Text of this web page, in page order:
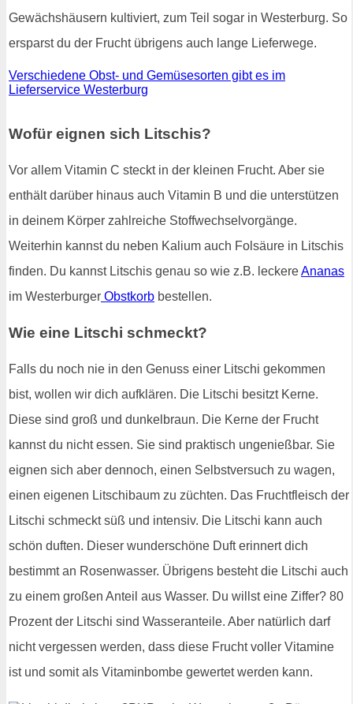
Gewächshäusern kultiviert, zum Teil sogar in Westerburg. So
ersparst du der Frucht übrigens auch lange Lieferwege.
Verschiedene Obst- und Gemüsesorten gibt es im
Lieferservice Westerburg
Wofür eignen sich Litschis?
Vor allem Vitamin C steckt in der kleinen Frucht. Aber sie
enthält darüber hinaus auch Vitamin B und die unterstützen
in deinem Körper zahlreiche Stoffwechselvorgänge.
Weiterhin kannst du neben Kalium auch Folsäure in Litschis
finden. Du kannst Litschis genau so wie z.B. leckereAnanas
im Westerburger Obstkorb bestellen.
Wie eine Litschi schmeckt?
Falls du noch nie in den Genuss einer Litschi gekommen
bist, wollen wir dich aufklären. Die Litschi besitzt Kerne.
Diese sind groß und dunkelbraun. Die Kerne der Frucht
kannst du nicht essen. Sie sind praktisch ungenießbar. Sie
eignen sich aber dennoch, einen Selbstversuch zu wagen,
einen eigenen Litschibaum zu züchten. Das Fruchtfleisch der
Litschi schmeckt süß und intensiv. Die Litschi kann auch
schön duften. Dieser wunderschöne Duft erinnert dich
bestimmt an Rosenwasser. Übrigens besteht die Litschi auch
zu einem großen Anteil aus Wasser. Du willst eine Ziffer? 80
Prozent der Litschi sind Wasseranteile. Aber natürlich darf
nicht vergessen werden, dass diese Frucht voller Vitamine
ist und somit als Vitaminbombe gewertet werden kann.